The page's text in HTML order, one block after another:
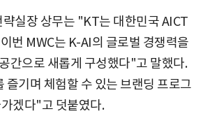
실장 상무는 "KT는 대한민국 AICT
번 MWC는 K-AI의 글로벌 경쟁력을
간으로 새롭게 구성했다"고 말했다.
즐기며 체험할 수 있는 브랜딩 프로그
겠다"고 덧붙였다.